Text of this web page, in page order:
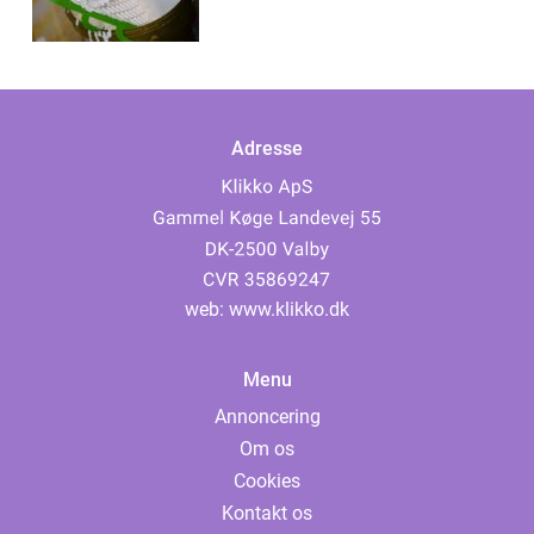
Adresse
web: www.klikko.dk
Menu
Annoncering
Om os
Cookies
Kontakt os